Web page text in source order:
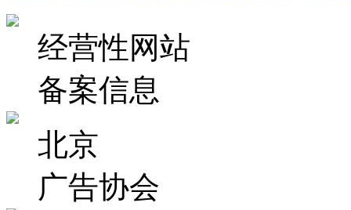
经营性网站
备案信息
北京
广告协会